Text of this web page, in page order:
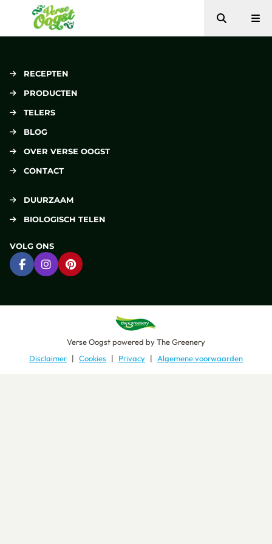
Verse Oogst
Zoeken
RECEPTEN
PRODUCTEN
TELERS
BLOG
OVER VERSE OOGST
CONTACT
DUURZAAM
BIOLOGISCH TELEN
VOLG ONS
Ga naar Facebook
Ga naar Instagram
Ga naar Pinterest
Verse Oogstpowered byThe Greenery
Disclaimer
Cookies Privacy Algemene voorwaarden